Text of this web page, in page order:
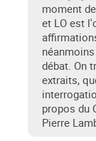
moment
et LO est
débat. On
extraits,
propos du
Pierre